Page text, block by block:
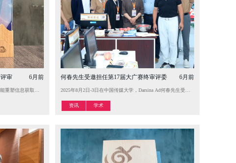
加比赛，最后，史文宏＆杨珑组合以六轮全胜战绩获得大师赛冠军。史文宏与杨珑同时获得了大师
身移动诗词长廊，串联核心景点，创新“公交+文旅”沉浸式体验。后期Darsina Ad还将联合成都公交推
审 6月前
重塑信息获取方式的背景下，本届大赛组建了由300余位行业KOL构成的顶级评审阵容，特别强化了对Al

何春先生受邀担任第17届大广赛终审评委 6月前
2025年8月2日-3日在中国传媒大学，Darsina Ad何春先生受邀担任第17届全国
资讯 学术